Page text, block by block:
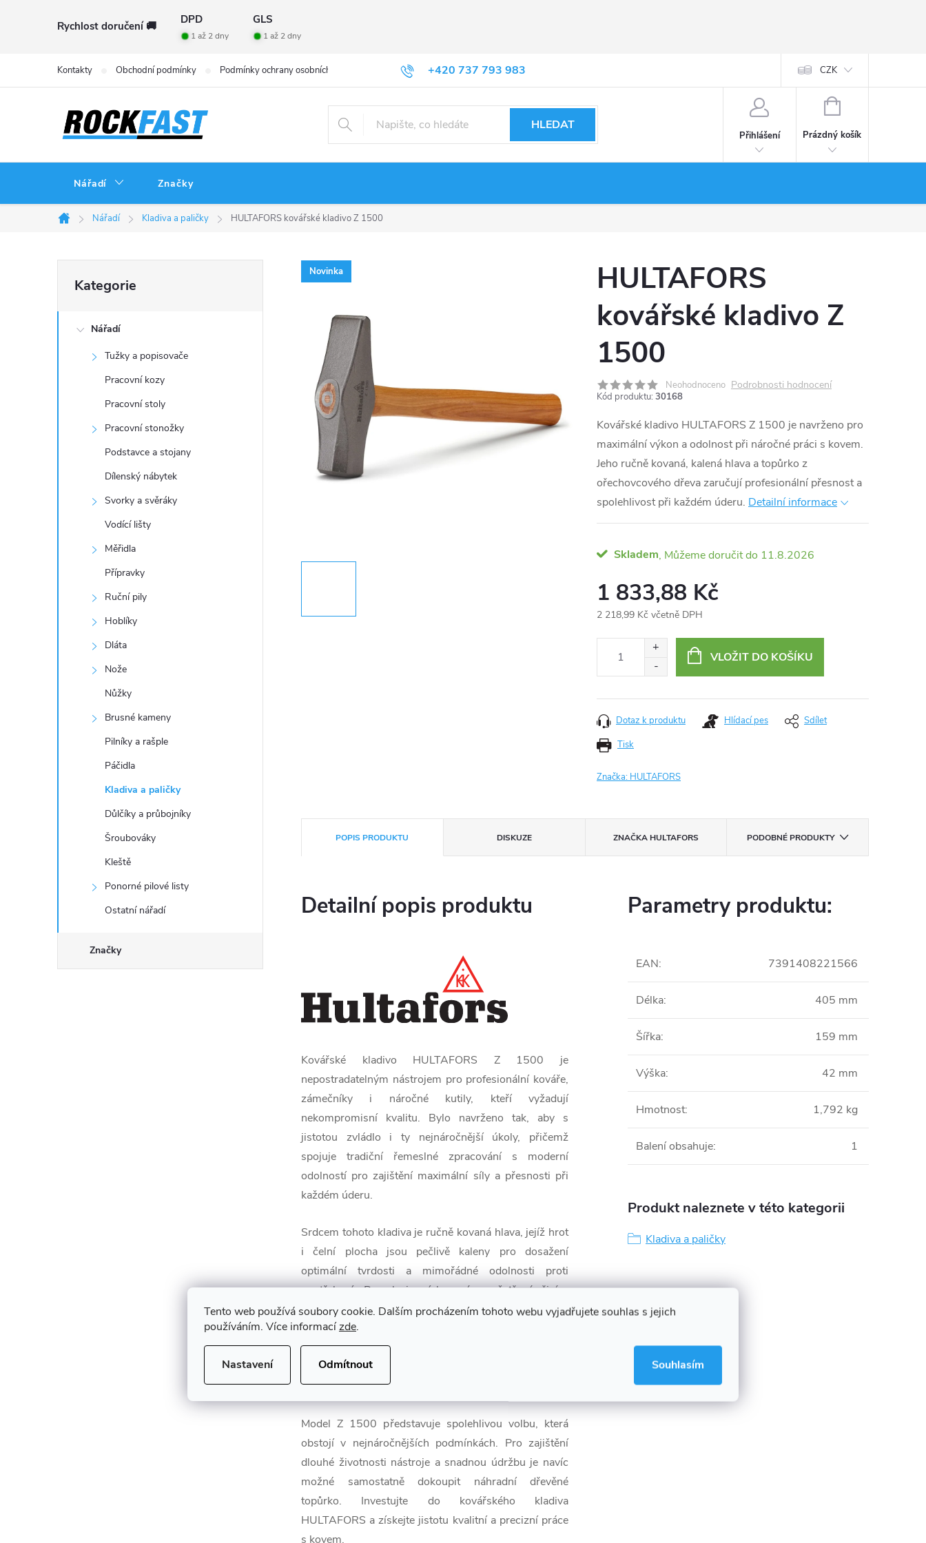
Tento web používá soubory cookie. Dalším procházením tohoto webu vyjadřujete souhlas s jejich
používáním. Více informacízde.
Nastavení Odmítnout Souhlasím
Rychlost doručení 🚚 DPD GLS
1 až 2 dny 1 až 2 dny
+420 737 793 983
Kontakty Obchodní podmínky Podmínky ochrany osobních údajů CZK
HLEDAT
Přihlášení
NÁKUPNÍ
Prázdný košík
Nářadí Značky
Domů
Nářadí Kladiva a paličky HULTAFORS kovářské kladivo Z 1500
o
kategorie
Kategorie
Nářadí
Tužky a popisovače
Pracovní kozy
Pracovní stoly
Pracovní stonožky
Podstavce a stojany
Dílenský nábytek
Svorky a svěráky
Vodící lišty
Měřidla
Přípravky
Ruční pily
Hoblíky
Dláta
Nože
Nůžky
Brusné kameny
Pilníky a rašple
Páčidla
Kladiva a paličky
Důlčíky a průbojníky
Šroubováky
Kleště
Ponorné pilové listy
Ostatní nářadí
Značky
Novinka
HULTAFORS
kovářské kladivo Z
1500
Neohodnoceno Podrobnosti hodnocení
Kód produktu: 30168
Kovářské kladivo HULTAFORS Z 1500 je navrženo pro
maximální výkon a odolnost při náročné práci s kovem.
Jeho ručně kovaná, kalená hlava a topůrko z
ořechovcového dřeva zaručují profesionální přesnost a
spolehlivost při každém úderu. Detailní informace
Skladem 11.8.2026
1 833,88 Kč
2 218,99 Kč včetně DPH
VLOŽIT DO KOŠÍKU
Tisk
Dotaz k produktu Hlídací pes Sdílet
Značka: HULTAFORS
POPIS PRODUKTU DISKUZE ZNAČKAHULTAFORS PODOBNÉ PRODUKTY
Detailní popis produktu
Kovářské kladivo HULTAFORS Z 1500 je
nepostradatelným nástrojem pro profesionální kováře,
zámečníky i náročné kutily, kteří vyžadují
nekompromisní kvalitu. Bylo navrženo tak, aby s
jistotou zvládlo i ty nejnáročnější úkoly, přičemž
spojuje tradiční řemeslné zpracování s moderní
odolností pro zajištění maximální síly a přesnosti při
každém úderu.
Srdcem tohoto kladiva je ručně kovaná hlava, jejíž hrot
i čelní plocha jsou pečlivě kaleny pro dosažení
optimální tvrdosti a mimořádné odolnosti proti
opotřebení. Povrch je pískovaný a ošetřený čirým
lakem, což zajišťuje spolehlivou ochranu proti korozi.
Ergonomicky tvarované topůrko je vyrobeno z
kvalitního ořechovcového dřeva, které efektivně tlumí
nárazy, snižuje únavu rukou a poskytuje pohodlný
úchop i při dlouhodobé práci.
Model Z 1500 představuje spolehlivou volbu, která
obstojí v nejnáročnějších podmínkách. Pro zajištění
dlouhé životnosti nástroje a snadnou údržbu je navíc
možné samostatně dokoupit náhradní dřevěné
topůrko. Investujte do kovářského kladiva
HULTAFORS a získejte jistotu kvalitní a precizní práce
s kovem.
Parametry produktu:
EAN: 7391408221566
Délka: 405 mm
Šířka: 159 mm
Výška: 42 mm
Hmotnost: 1,792 kg
Balení obsahuje: 1
Produkt naleznete v této kategorii
Kladiva a paličky